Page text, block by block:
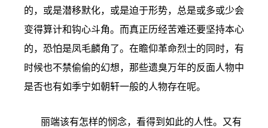
的，或是潜移默化，或是迫于形势，总是或多或少会
变得算计和钩心斗角。而真正历经苦难还要坚持本心
的，恐怕是凤毛麟角了。在瞻仰革命烈士的同时，有
时候也不禁偷偷的幻想，那些遗臭万年的反面人物中
是否也有如季宁如朝轩一般的人物存在呢。
丽端该有怎样的悯念，看得到如此的人性。又有